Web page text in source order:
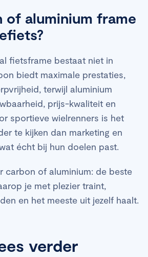
dan een aluminium frame.
carbon racefiets lichter worden
prestatieniveau. Het
hangt wel af van de
en de afmontage.
voor wedstrijden zitten vaak
van 6,8 kg, terwijl
Het totale gewicht wordt
door het frame, maar ook door
andere onderdelen.
of aluminium frame
fietsframe bestaat niet in
biedt maximale prestaties,
terwijl aluminium
prijs-kwaliteit en
sportieve wielrenners is het
te kijken dan marketing en
écht bij hun doelen past.
carbon of aluminium: de beste
je met plezier traint,
en het meeste uit jezelf haalt.
verder